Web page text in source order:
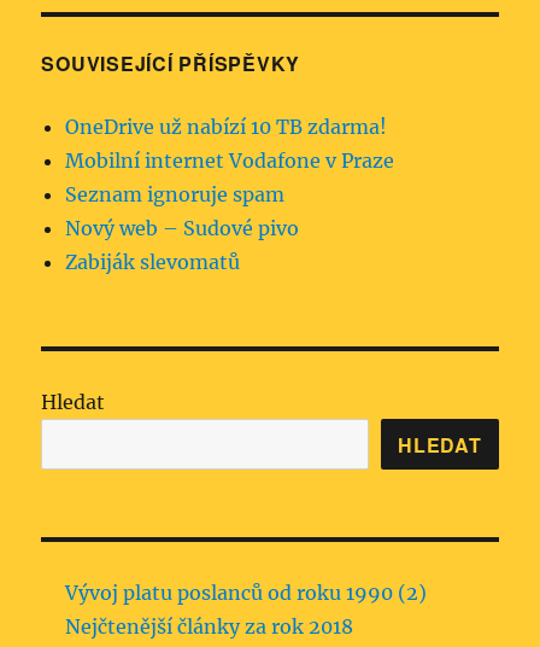
SOUVISEJÍCÍ PŘÍSPĚVKY
OneDrive už nabízí 10 TB zdarma!
Mobilní internet Vodafone v Praze
Seznam ignoruje spam
Nový web – Sudové pivo
Zabiják slevomatů
Hledat
HLEDAT
Vývoj platu poslanců od roku 1990 (2)
Nejčtenější články za rok 2018